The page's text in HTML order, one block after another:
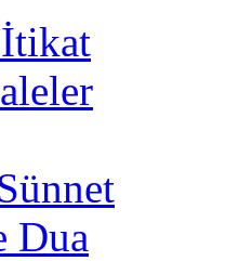
Dua